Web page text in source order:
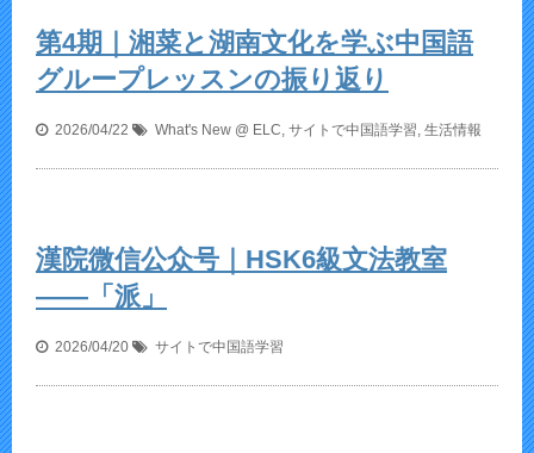
第4期｜湘菜と湖南文化を学ぶ中国語
グループレッスンの振り返り
2026/04/22 What's New @ ELC サイトで中国語学習 生活情報
漢院微信公众号｜HSK6級文法教室
——「派」
2026/04/20 サイトで中国語学習